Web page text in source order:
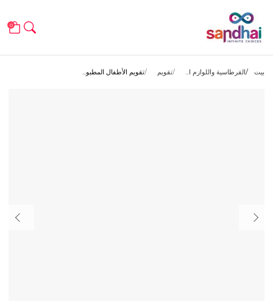
0
بيت القرطاسية واللوازم ا... تقويم تقويم الأطفال المطبو...